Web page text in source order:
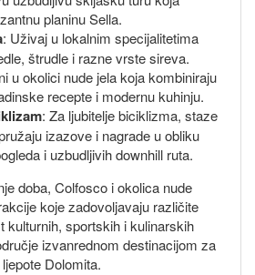
planinu Sella.
: Uživaj u lokalnim specijalitetima
štrudle i razne vrste sireva.
u okolici nude jela koja kombiniraju
recepte i modernu kuhinju.
: Za ljubitelje biciklizma, staze
izazove i nagrade u obliku
i uzbudljivih downhill ruta.
doba, Colfosco i okolica nude
koje zadovoljavaju različite
kulturnih, sportskih i kulinarskih
izvanrednom destinacijom za
Dolomita.